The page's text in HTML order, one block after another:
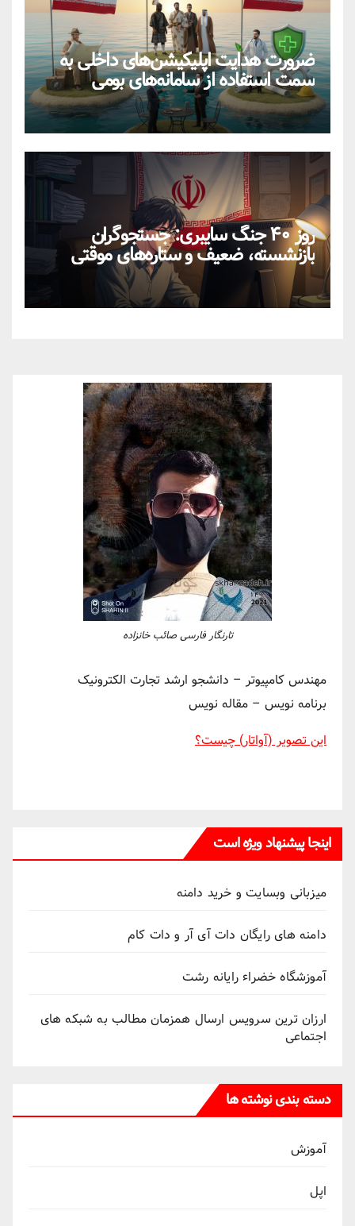
ضرورت هدایت اپلیکیشن‌های داخلی به
سمت استفاده از سامانه‌های بومی
روز ۴۰ جنگ سایبری: جستجوگران
بازنشسته، ضعیف و ستاره‌های موقتی
ایران در بحران اینترنت!
تارنگار فارسی صائب خانزاده
مهندس کامپیوتر – دانشجو ارشد تجارت الکترونیک
برنامه نویس – مقاله نویس
این تصویر (آواتار) چیست؟
اینجا پیشنهاد ویژه است
میزبانی وبسایت و خرید دامنه
دامنه های رایگان دات آی آر و دات کام
آموزشگاه خضراء رایانه رشت
ارزان ترین سرویس ارسال همزمان مطالب به شبکه های
اجتماعی
دسته بندی نوشته ها
آموزش
اپل